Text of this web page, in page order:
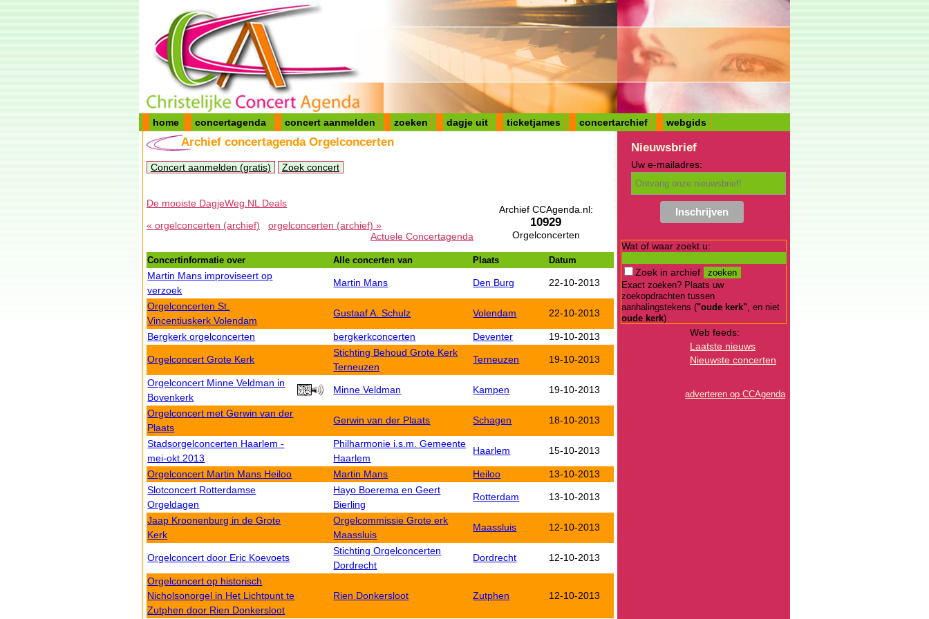
home concertagenda concert aanmelden zoeken dagje uit ticketjames concertarchief webgids
Archief concertagenda Orgelconcerten
Concert aanmelden (gratis) Zoek concert
Archief CCAgenda.nl:
10929
Orgelconcerten
De mooiste DagjeWeg.NL Deals
« orgelconcerten (archief)
orgelconcerten (archief) »
Actuele Concertagenda
Concertinformatie over Alle concerten van Plaats Datum
Martin Mans improviseert op
verzoek
Martin Mans Den Burg 22-10-2013
Orgelconcerten St.
Vincentiuskerk Volendam
Gustaaf A. Schulz Volendam 22-10-2013
Bergkerk orgelconcerten bergkerkconcerten Deventer 19-10-2013
Orgelconcert Grote Kerk
Stichting Behoud Grote Kerk
Terneuzen
Terneuzen 19-10-2013
Orgelconcert Minne Veldman in
Bovenkerk
Minne Veldman Kampen 19-10-2013
Orgelconcert met Gerwin van der
Plaats
Gerwin van der Plaats Schagen 18-10-2013
Stadsorgelconcerten Haarlem -
mei-okt.2013
Philharmonie i.s.m. Gemeente
Haarlem
Haarlem 15-10-2013
Orgelconcert Martin Mans Heiloo Martin Mans Heiloo
13-10-2013
Slotconcert Rotterdamse
Orgeldagen
Hayo Boerema en Geert
Bierling
Rotterdam 13-10-2013
Jaap Kroonenburg in de Grote
Kerk
Orgelcommissie Grote erk
Maassluis
Maassluis 12-10-2013
Orgelconcert door Eric Koevoets
Stichting Orgelconcerten
Dordrecht
Dordrecht 12-10-2013
Orgelconcert op historisch
Nicholsonorgel in Het Lichtpunt te
Zutphen door Rien Donkersloot
Rien Donkersloot Zutphen 12-10-2013
Nieuwsbrief
Uw e-mailadres:
Wat of waar zoekt u:
Zoek in archief
Exact zoeken? Plaats uw
zoekopdrachten tussen
aanhalingstekens ("oude kerk", en niet
oude kerk)
Web feeds:
Laatste nieuws
Nieuwste concerten
adverteren op CCAgenda